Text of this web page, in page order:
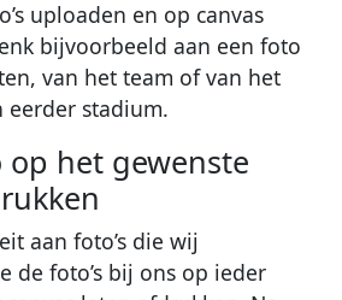
uploaden en op canvas
bijvoorbeeld aan een foto
van het team of van het
eerder stadium.
op het gewenste
aan foto’s die wij
de foto’s bij ons op ieder